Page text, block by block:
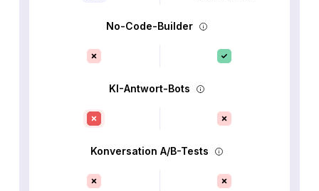
No-Code-Builder
KI-Antwort-Bots
Konversation A/B-Tests